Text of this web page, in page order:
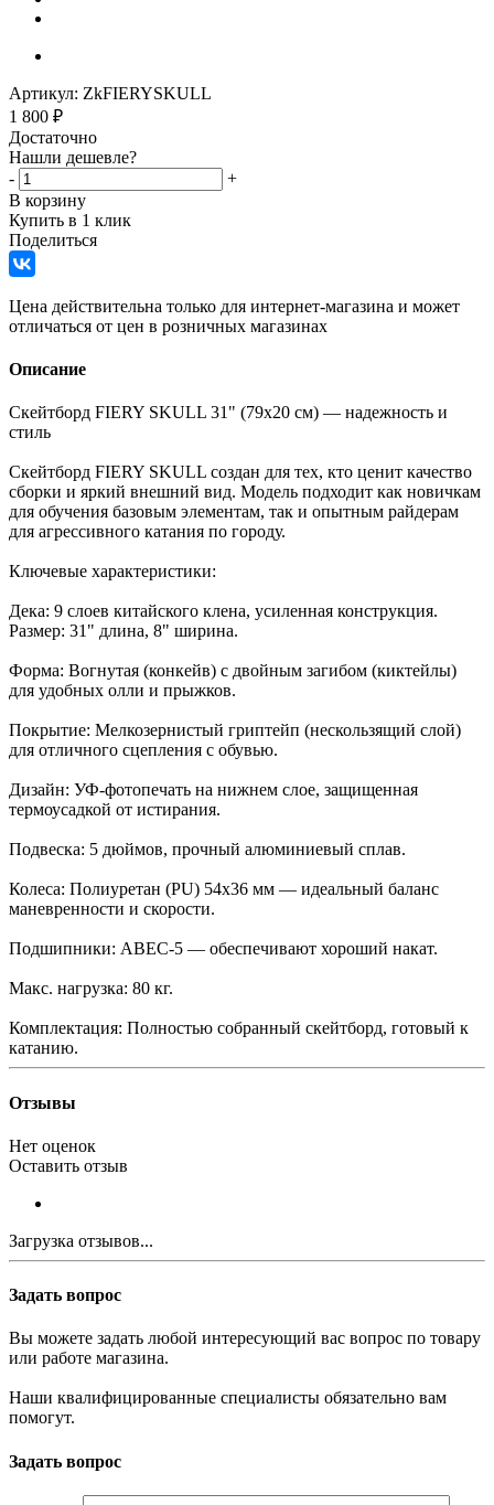
Артикул: ZkFIERYSKULL
1 800 ₽
Достаточно
Нашли дешевле?
-
+
В корзину
Купить в 1 клик
Поделиться
Цена действительна только для интернет-магазина и может
отличаться от цен в розничных магазинах
Описание
Скейтборд FIERY SKULL 31" (79x20 см) — надежность и
стиль
Скейтборд FIERY SKULL создан для тех, кто ценит качество
сборки и яркий внешний вид. Модель подходит как новичкам
для обучения базовым элементам, так и опытным райдерам
для агрессивного катания по городу.
Ключевые характеристики:
Дека: 9 слоев китайского клена, усиленная конструкция.
Размер: 31" длина, 8" ширина.
Форма: Вогнутая (конкейв) с двойным загибом (киктейлы)
для удобных олли и прыжков.
Покрытие: Мелкозернистый гриптейп (нескользящий слой)
для отличного сцепления с обувью.
Дизайн: УФ-фотопечать на нижнем слое, защищенная
термоусадкой от истирания.
Подвеска: 5 дюймов, прочный алюминиевый сплав.
Колеса: Полиуретан (PU) 54x36 мм — идеальный баланс
маневренности и скорости.
Подшипники: ABEC-5 — обеспечивают хороший накат.
Макс. нагрузка: 80 кг.
Комплектация: Полностью собранный скейтборд, готовый к
катанию.
Отзывы
Нет оценок
Оставить отзыв
Загрузка отзывов...
Задать вопрос
Вы можете задать любой интересующий вас вопрос по товару
или работе магазина.
Наши квалифицированные специалисты обязательно вам
помогут.
Задать вопрос